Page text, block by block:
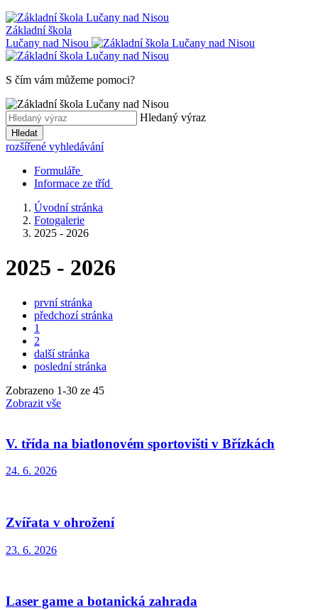
Základní škola
Lučany nad Nisou
S čím vám můžeme pomoci?
Hledaný výraz
Hledat
rozšířené vyhledávání
Formuláře
Informace ze tříd
Úvodní stránka
Fotogalerie
2025 - 2026
2025 - 2026
první stránka
předchozí stránka
1
2
další stránka
poslední stránka
Zobrazeno 1-30 ze 45
Zobrazit vše
V. třída na biatlonovém sportovišti v Břízkách
24. 6. 2026
Zvířata v ohrožení
23. 6. 2026
Laser game a botanická zahrada